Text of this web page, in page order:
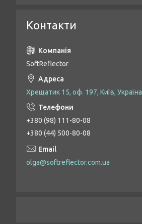
Контакти
SoftReflector
Хрещатик 15, оф. 197, Київ, Україна
+380 (98) 111-80-08
+380 (44) 500-80-08
olga@softreflector.com.ua